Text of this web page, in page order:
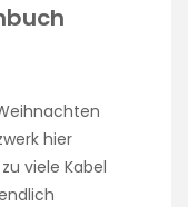
hier
viele Kabel